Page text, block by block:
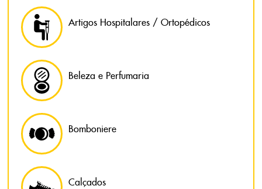
Artigos Hospitalares / Ortopédicos
Beleza e Perfumaria
Bomboniere
Calçados